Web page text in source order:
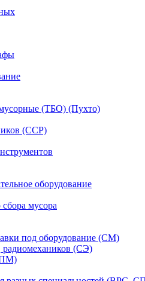
(ТБО) (Пухто)
(ССР)
оборудование
мусора
под оборудование (СМ)
радиомехаников (СЭ)